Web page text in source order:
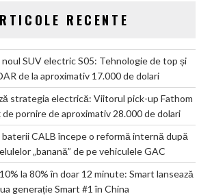
RECENTE
noul SUV electric S05: Tehnologie de top și
de la aproximativ 17.000 de dolari
strategia electrică: Viitorul pick-up Fathom
de pornire de aproximativ 28.000 de dolari
CALB începe o reformă internă după
„banană” de pe vehiculele GAC
la 80% în doar 12 minute: Smart lansează
generație Smart #1 în China